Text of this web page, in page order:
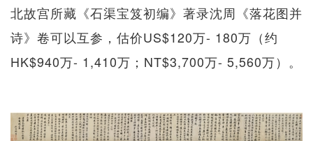
北故宫所藏《石渠宝笈初编》著录沈周《落花图并
诗》卷可以互参，估价US$120万- 180万（约
HK$940万- 1,410万；NT$3,700万- 5,560万）。